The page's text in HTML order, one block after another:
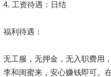
4. 工资待遇：日结
福利待遇：
无工服，无押金，无入职费用
李和闺蜜来，安心赚钱即可。